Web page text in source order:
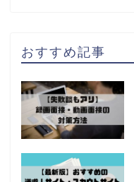
おすすめ記事